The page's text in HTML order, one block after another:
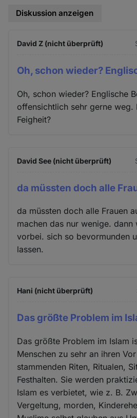
Diskussion anzeigen
David Z (nicht überprüft)
Oh, schon wieder?
Oh, schon wieder? Englische
offensichtlich sehr gerne weg.
Feigheit?
David See (nicht überprüft)
da müssten doch alle
da müssten doch alle Frauen
machen das nur wenige. dann
vorbei. sich so bevormunden
lassen.
Hani (nicht überprüft)
Das größte Problem im
Das größte Problem im Islam
Menschen zu sehr an ihren
stammenden Riten, Ritualen,
Festhalten. Sie werden
Islam es verbietet, wie z. B.
Vergeltung, morden,